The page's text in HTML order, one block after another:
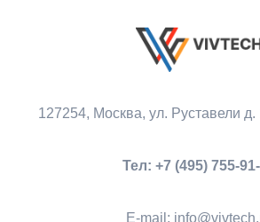
127254, Москва, ул. Руставели
Тел: +7 (495) 755-
Е-mail: